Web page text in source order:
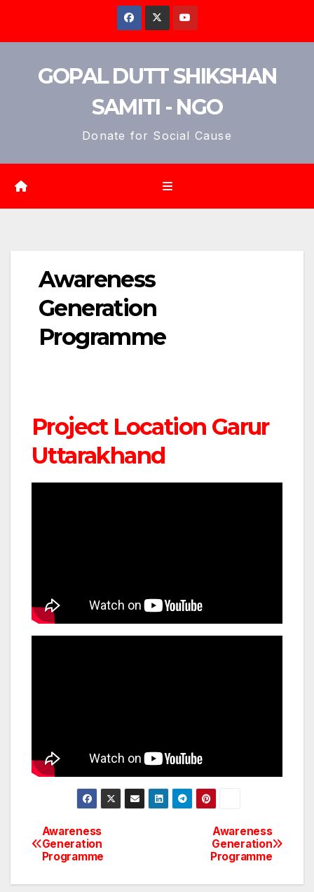
GOPAL DUTT SHIKSHAN
SAMITI - NGO
Donate for Social Cause
Awareness
Generation
Programme
Project Location Garur
Uttarakhand
Awareness
Generation
Programme
Awareness
Generation
Programme